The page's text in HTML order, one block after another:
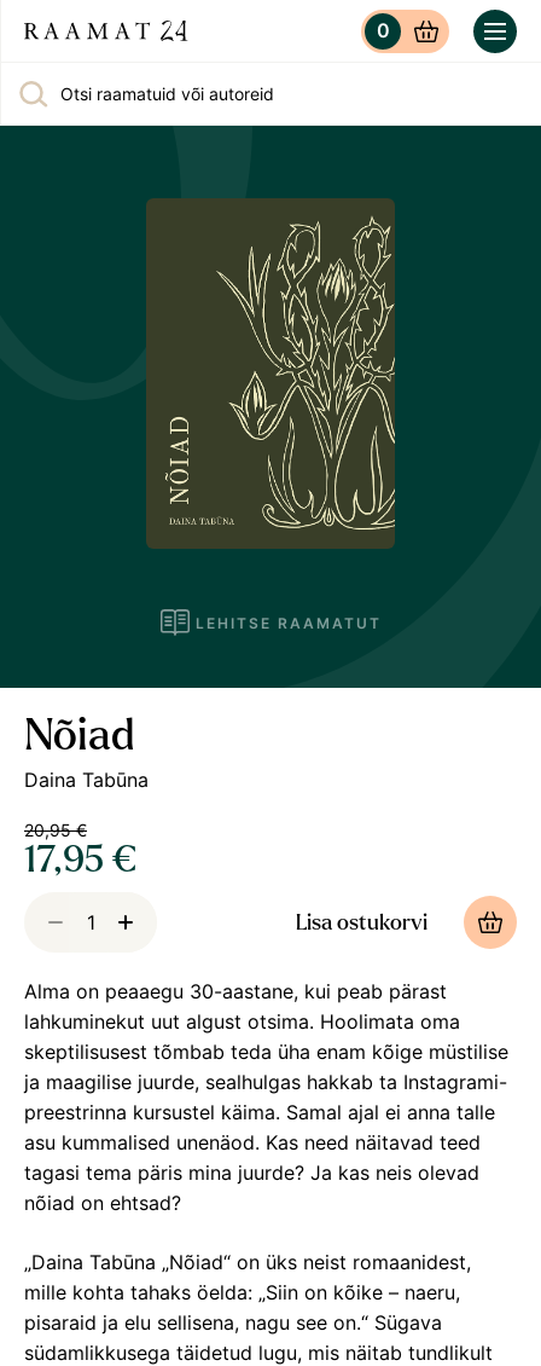
Otsi raamatuid või autoreid
0
LEHITSE RAAMATUT
Nõiad
Daina Tabūna
20,95 €
17,95 €
Lisa ostukorvi
Alma on peaaegu 30-aastane, kui peab pärast
lahkuminekut uut algust otsima. Hoolimata oma
skeptilisusest tõmbab teda üha enam kõige müstilise
ja maagilise juurde, sealhulgas hakkab ta Instagrami-
preestrinna kursustel käima. Samal ajal ei anna talle
asu kummalised unenäod. Kas need näitavad teed
tagasi tema päris mina juurde? Ja kas neis olevad
nõiad on ehtsad?
„Daina Tabūna „Nõiad“ on üks neist romaanidest,
mille kohta tahaks öelda: „Siin on kõike – naeru,
pisaraid ja elu sellisena, nagu see on.“ Sügava
südamlikkusega täidetud lugu, mis näitab tundlikult